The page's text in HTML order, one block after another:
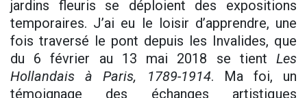
jardins fleuris se déploient des expositions
temporaires. J’ai eu le loisir d’apprendre, une
fois traversé le pont depuis les Invalides, que
du 6 février au 13 mai 2018 se tient Les
Hollandais à Paris, 1789-1914. Ma foi, un
témoignage des échanges artistiques